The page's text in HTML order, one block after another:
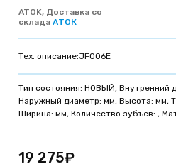
ATOK, Доставка со
склада АТОК
Тех. описание:JF006E
Тип состояния: НОВЫЙ, Внутренний
Наружный диаметр: мм, Высота: мм,
Ширина: мм, Количество зубъев: ,
19 275₽